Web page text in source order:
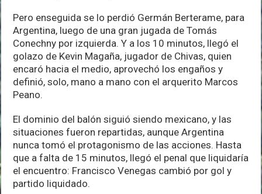
Pero enseguida se lo perdió Germán Berterame, para
Argentina, luego de una gran jugada de Tomás
Conechny por izquierda. Y a los 10 minutos, llegó el
golazo de Kevin Magaña, jugador de Chivas, quien
encaró hacia el medio, aprovechó los engaños y
definió, solo, mano a mano con el arquerito Marcos
Peano.
El dominio del balón siguió siendo mexicano, y las
situaciones fueron repartidas, aunque Argentina
nunca tomó el protagonismo de las acciones. Hasta
que a falta de 15 minutos, llegó el penal que liquidaría
el encuentro: Francisco Venegas cambió por gol y
partido liquidado.